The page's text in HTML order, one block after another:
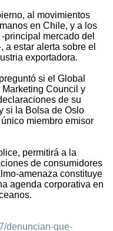
al movimientos
en Chile, y a los
mercado del
estar alerta sobre el
exportadora.
si el Global
Council y
de su
si la Bolsa de Oslo
miembro emisor
permitirá a la
de consumidores
amenaza constituye
agenda corporativa en
denuncian-que-